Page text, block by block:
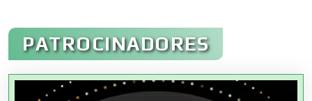
Administración de Empresas
Agencias Aduanales
PATROCINADORES